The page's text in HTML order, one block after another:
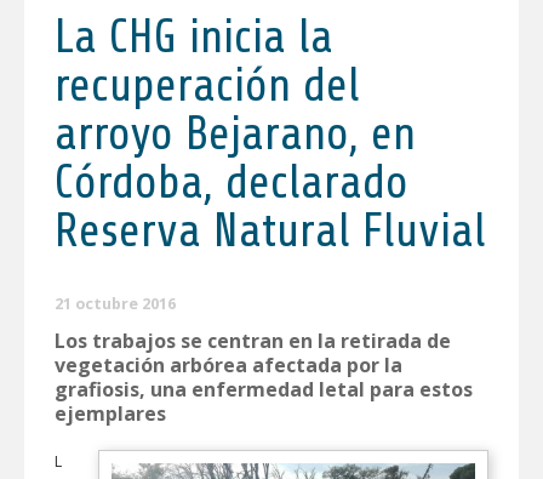
La CHG inicia la
recuperación del
arroyo Bejarano, en
Córdoba, declarado
Reserva Natural Fluvial
21 octubre 2016
Los trabajos se centran en la retirada de
vegetación arbórea afectada por la
grafiosis, una enfermedad letal para estos
ejemplares
L